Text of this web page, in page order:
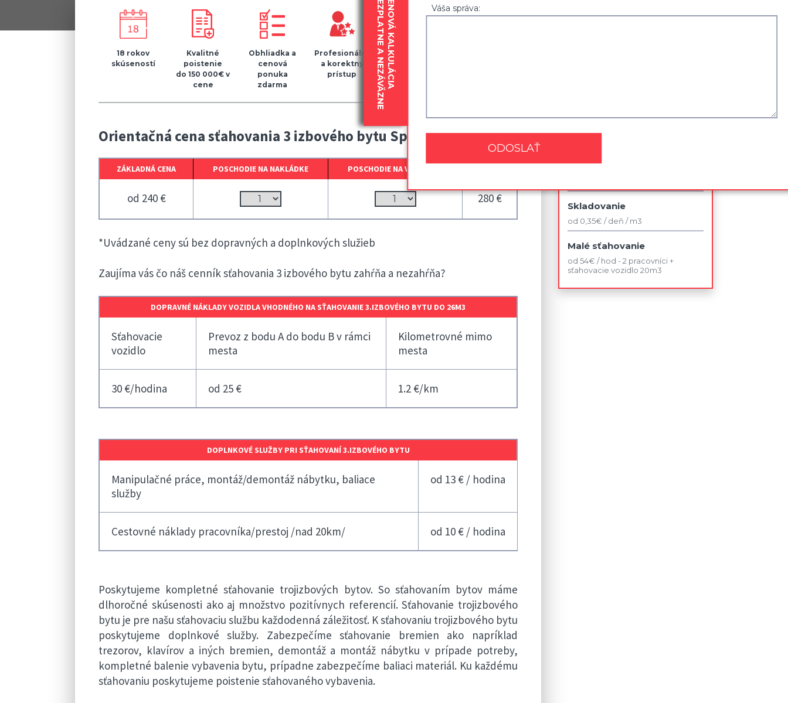
18 rokov
skúseností
Kvalitné
poistenie
do 150 000€ v
cene
Obhliadka a
cenová
ponuka
zdarma
Profesionálny
a korektný
prístup
materiál
Orientačná cena sťahovania 3 izbového bytu Spišská Nová Ves
ZÁKLADNÁ CENA POSCHODIE NA NAKLÁDKE POSCHODIE NA VYKLÁDKE
od 240 € 280 €
*Uvádzané ceny sú bez dopravných a doplnkových služieb
Zaujíma vás čo náš cenník sťahovania 3 izbového bytu zahŕňa a nezahŕňa?
DOPRAVNÉ NÁKLADY VOZIDLA VHODNÉHO NA SŤAHOVANIE 3.IZBOVÉHO BYTU DO 26M3
Sťahovacie
vozidlo
Prevoz z bodu A do bodu B v rámci
mesta
Kilometrovné mimo
mesta
30 €/hodina od 25 € 1.2 €/km
DOPLNKOVÉ SLUŽBY PRI SŤAHOVANÍ 3.IZBOVÉHO BYTU
Manipulačné práce, montáž/demontáž nábytku, baliace
služby
od 13 € / hodina
Cestovné náklady pracovníka/prestoj /nad 20km/ od 10 € / hodina
Poskytujeme kompletné sťahovanie trojizbových bytov. So sťahovaním bytov máme
dlhoročné skúsenosti ako aj množstvo pozitívnych referencií. Sťahovanie trojizbového
bytu je pre našu sťahovaciu službu každodenná záležitosť. K sťahovaniu trojizbového bytu
poskytujeme doplnkové služby. Zabezpečíme sťahovanie bremien ako napríklad
trezorov, klavírov a iných bremien, demontáž a montáž nábytku v prípade potreby,
kompletné balenie vybavenia bytu, prípadne zabezpečíme baliaci materiál. Ku každému
sťahovaniu poskytujeme poistenie sťahovaného vybavenia.
Likvidácia nábytku
Skladovanie
od 0,35€ / deň / m3
Malé sťahovanie
od 54€ / hod - 2 pracovníci +
sťahovacie vozidlo 20m3
Váša správa:
BEZPLATNE A NEZÁVÄZNECENOVÁ KALKULÁCIA